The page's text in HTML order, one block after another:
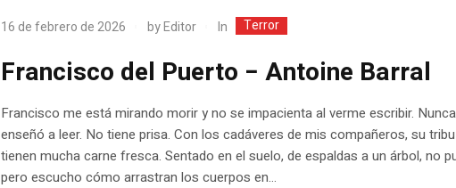
16 de febrero de 2026 byEditor In Terror
Francisco del Puerto − Antoine Barral
Francisco me está mirando morir y no se impacienta al verme escribir.
enseñó a leer. No tiene prisa. Con los cadáveres de mis compañeros, su
tienen mucha carne fresca. Sentado en el suelo, de espaldas a un árbol, no
pero escucho cómo arrastran los cuerpos en...